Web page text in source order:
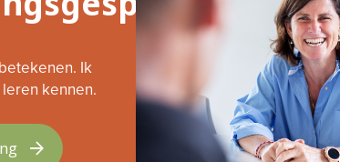
Wanneer je iets aan je conditie wilt
levensstijl wilt aanmeten, ga naar
Alexandra!!
Een sympathieke, enthousiaste
vakvrouw.
Ik
kennen.